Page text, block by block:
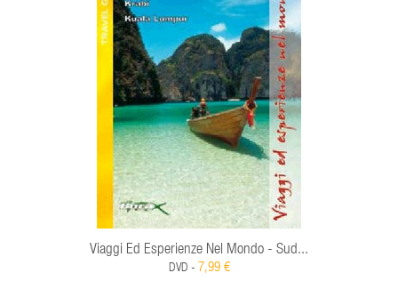
Viaggi Ed Esperienze Nel Mondo - Sud...
DVD - 7,99 €